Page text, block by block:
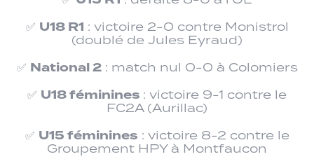
✅ U18 R1 : victoire 2-0 contre Monistrol
(doublé de Jules Eyraud)
✅ National 2: match nul 0-0 à Colomiers
✅ U18 féminines : victoire 9-1 contre le
FC2A (Aurillac)
✅ U15 féminines : victoire 8-2 contre le
Groupement HPY à Montfaucon